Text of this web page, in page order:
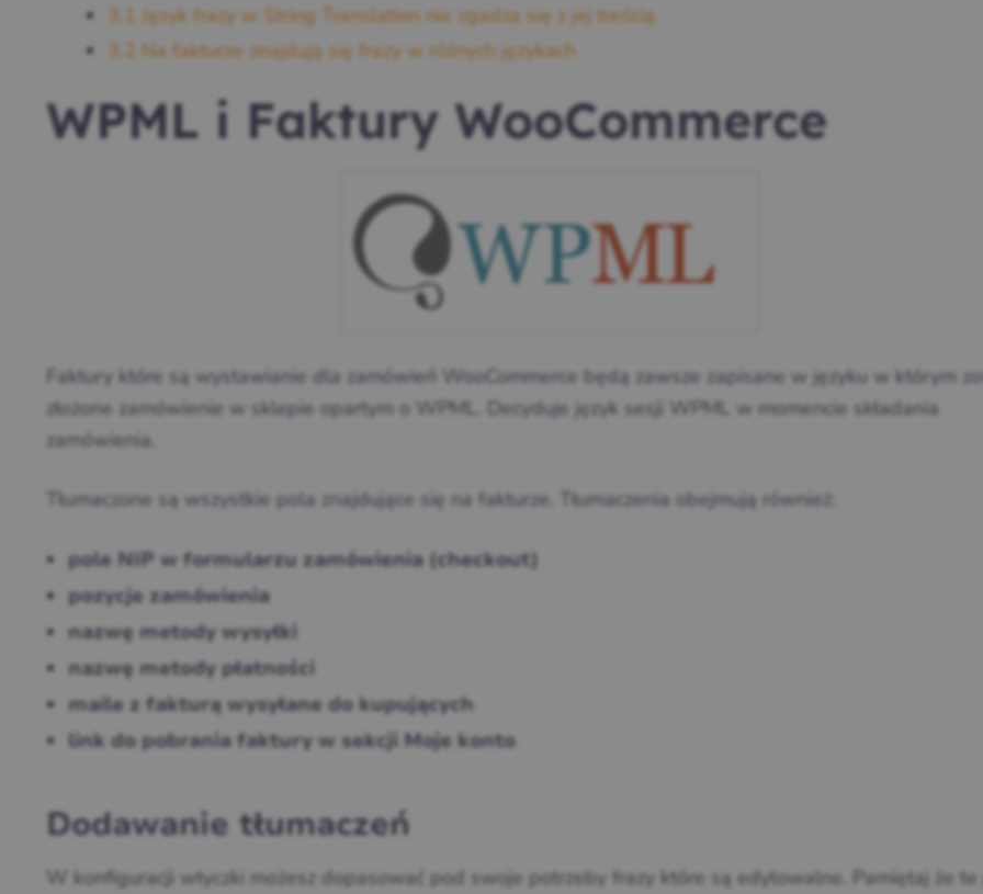
3.1 Język frazy w String Translation nie zgadza się z jej treścią
3.2 Na fakturze znajdują się frazy w różnych językach
WPML i Faktury WooCommerce
Faktury które są wystawianie dla zamówień WooCommerce będą zawsze zapisane w języku w którym
złożone zamówienie w sklepie opartym o WPML. Decyduje język sesji WPML w momencie składania
zamówienia.
Tłumaczone są wszystkie pola znajdujące się na fakturze. Tłumaczenia obejmują również:
pole NIP w formularzu zamówienia (checkout)
pozycje zamówienia
nazwę metody wysyłki
nazwę metody płatności
maile z fakturą wysyłane do kupujących
link do pobrania faktury w sekcji Moje konto
Dodawanie tłumaczeń
W konfiguracji wtyczki możesz dopasować pod swoje potrzeby frazy które są edytowalne. Pamiętaj że